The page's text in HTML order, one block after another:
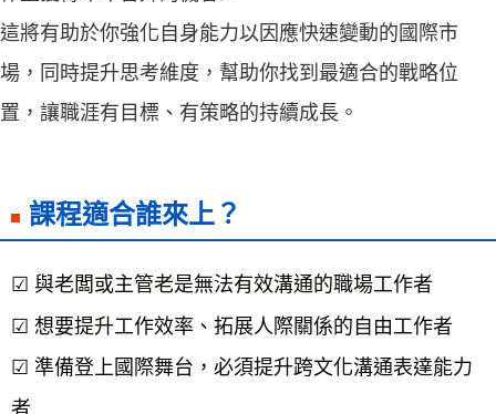
這將有助於你強化自身能力以因應快速變動的國際市
場，同時提升思考維度，幫助你找到最適合的戰略位
置，讓職涯有目標、有策略的持續成長。
課程適合誰來上？
☑ 與老闆或主管老是無法有效溝通的職場工作者
☑ 想要提升工作效率、拓展人際關係的自由工作者
☑ 準備登上國際舞台，必須提升跨文化溝通表達能力
者